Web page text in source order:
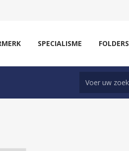
SPECIALISME FOLDERS